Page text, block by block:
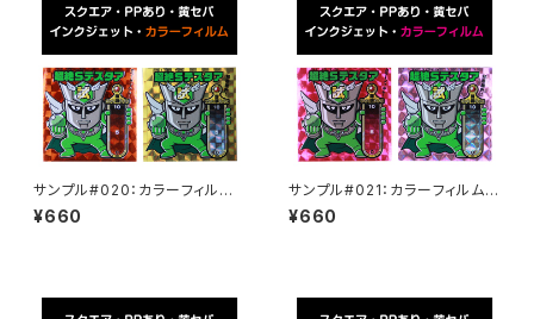
サンプル#020：カラーフィルム /
インクジェット2枚セット
¥660
サンプル#021：カラーフィルム /
インクジェット2枚セット
¥660